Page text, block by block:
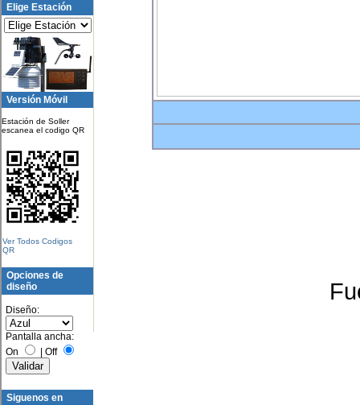
Elige Estación
Versión Móvil
Estación de Soller
escanea el codigo QR
Ver Todos Codigos
QR
Opciones de
diseño
Diseño:
Pantalla ancha:
On
| Off
Siguenos en